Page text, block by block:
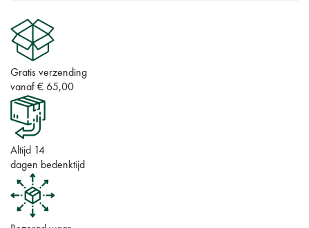
Gratis verzending
vanaf € 65,00
Altijd 14
dagen bedenktijd